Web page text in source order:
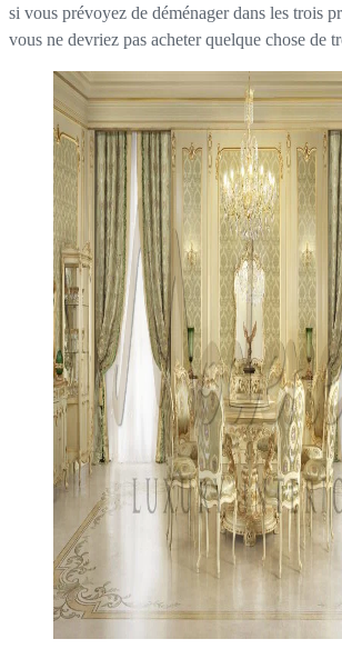
si vous prévoyez de déménager dans les trois
vous ne devriez pas acheter quelque chose de